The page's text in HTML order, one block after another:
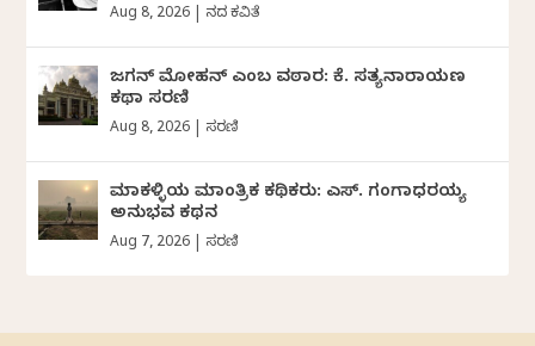
Aug 8, 2026 ದಿನದ ಕವಿತೆ
ಜಗನ್‌ ಮೋಹನ್‌ ಎಂಬ ವಠಾರ: ಕೆ. ಸತ್ಯನಾರಾಯಣ
ಕಥಾ ಸರಣಿ
Aug 8, 2026 ಸರಣಿ
ಮಾಕಳ್ಳಿಯ ಮಾಂತ್ರಿಕ ಕಥಿಕರು: ಎಸ್. ಗಂಗಾಧರಯ್ಯ
ಅನುಭವ ಕಥನ
Aug 7, 2026 ಸರಣಿ